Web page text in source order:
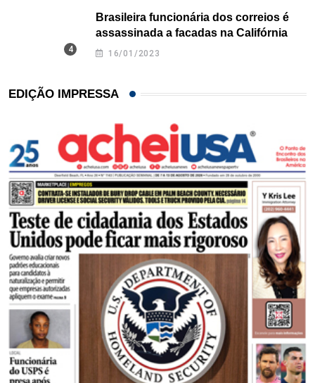
Brasileira funcionária dos correios é
assassinada a facadas na Califórnia
16/01/2023
EDIÇÃO IMPRESSA